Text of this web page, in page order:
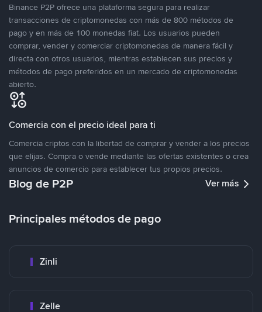
Binance P2P ofrece una plataforma segura para realizar
transacciones de criptomonedas con más de 800 métodos de
pago y en más de 100 monedas fiat. Los usuarios pueden
comprar, vender y comerciar criptomonedas de manera fácil y
directa con otros usuarios, mientras establecen sus precios y
métodos de pago preferidos en un mercado de criptomonedas
abierto.
Comercia con el precio ideal para ti
Comercia criptos con la libertad de comprar y vender a los precios
que elijas. Compra o vende mediante las ofertas existentes o crea
anuncios de comercio para establecer tus propios precios.
Blog de P2P Ver más
Principales métodos de pago
Zinli
Zelle